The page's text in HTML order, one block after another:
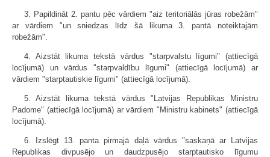
3. Papildināt 2. pantu pēc vārdiem "aiz teritoriālās jūras robežām"
ar vārdiem "un sniedzas līdz šā likuma 3. pantā noteiktajām
robežām".
4. Aizstāt likuma tekstā vārdus "starpvalstu līgumi" (attiecīgā
locījumā) un vārdus "starpvaldību līgumi" (attiecīgā locījumā) ar
vārdiem "starptautiskie līgumi" (attiecīgā locījumā).
5. Aizstāt likuma tekstā vārdus "Latvijas Republikas Ministru
Padome" (attiecīgā locījumā) ar vārdiem "Ministru kabinets" (attiecīgā
locījumā).
6. Izslēgt 13. panta pirmajā daļā vārdus "saskaņā ar Latvijas
Republikas divpusējo un daudzpusējo starptautisko līgumu